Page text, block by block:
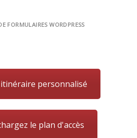
FORMULAIRES WORDPRESS
personnalisé
le plan d'accès